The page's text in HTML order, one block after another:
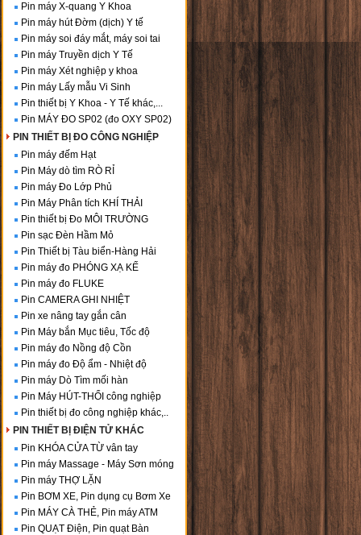
Pin máy X-quang Y Khoa
Pin máy hút Đờm (dịch) Y tế
Pin máy soi đáy mắt, máy soi tai
Pin máy Truyền dịch Y Tế
Pin máy Xét nghiệp y khoa
Pin máy Lấy mẫu Vi Sinh
Pin thiết bị Y Khoa - Y Tế khác,...
Pin MÁY ĐO SP02 (đo OXY SP02)
PIN THIẾT BỊ ĐO CÔNG NGHIỆP
Pin máy đếm Hạt
Pin Máy dò tìm RÒ RỈ
Pin máy Đo Lớp Phủ
Pin Máy Phân tích KHÍ THẢI
Pin thiết bị Đo MÔI TRƯỜNG
Pin sạc Đèn Hầm Mỏ
Pin Thiết bị Tàu biển-Hàng Hải
Pin máy đo PHÓNG XẠ KẾ
Pin máy đo FLUKE
Pin CAMERA GHI NHIỆT
Pin xe nâng tay gắn cân
Pin Máy bắn Mục tiêu, Tốc độ
Pin máy đo Nồng độ Cồn
Pin máy đo Độ ẩm - Nhiệt độ
Pin máy Dò Tìm mối hàn
Pin Máy HÚT-THỔI công nghiệp
Pin thiết bị đo công nghiệp khác,..
PIN THIẾT BỊ ĐIỆN TỬ KHÁC
Pin KHÓA CỬA TỪ vân tay
Pin máy Massage - Máy Sơn móng
Pin máy THỢ LẶN
Pin BƠM XE, Pin dụng cụ Bơm Xe
Pin MÁY CÀ THẺ, Pin máy ATM
Pin QUẠT Điện, Pin quạt Bàn